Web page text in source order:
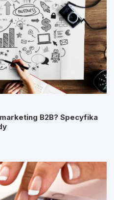
B2B? Specyfika